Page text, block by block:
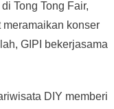
Tong Tong Fair,
konser
GIPI bekerjasama
DIY memberi